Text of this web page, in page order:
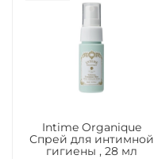
Intime Organique
Спрей для интимной
гигиены , 28 мл